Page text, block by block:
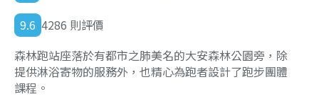
9.6 4286 則評價
森林跑站座落於有都市之肺美名的大安森林公園旁，除
提供淋浴寄物的服務外，也精心為跑者設計了跑步團體
課程。